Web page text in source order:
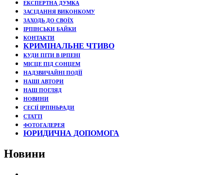
ЕКСПЕРТНА ДУМКА
ЗАСІДАННЯ ВИКОНКОМУ
ЗАХОДЬ ДО СВОЇХ
ІРПІНСЬКИ БАЙКИ
КОНТАКТИ
КРИМІНАЛЬНЕ ЧТИВО
КУДИ ПІТИ В ІРПЕНІ
МІСЦЕ ПІД СОНЦЕМ
НАДЗВИЧАЙНІ ПОДЇЇ
НАШІ АВТОРИ
НАШ ПОГЛЯД
НОВИНИ
СЕСІЇ ІРПІНЬРАДИ
СТАТТІ
ФОТОГАЛЕРЕЯ
ЮРИДИЧНА ДОПОМОГА
Новини